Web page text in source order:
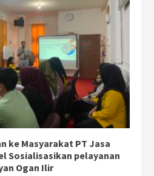
ke Masyarakat PT Jasa
Sosialisasikan pelayanan
Ogan Ilir